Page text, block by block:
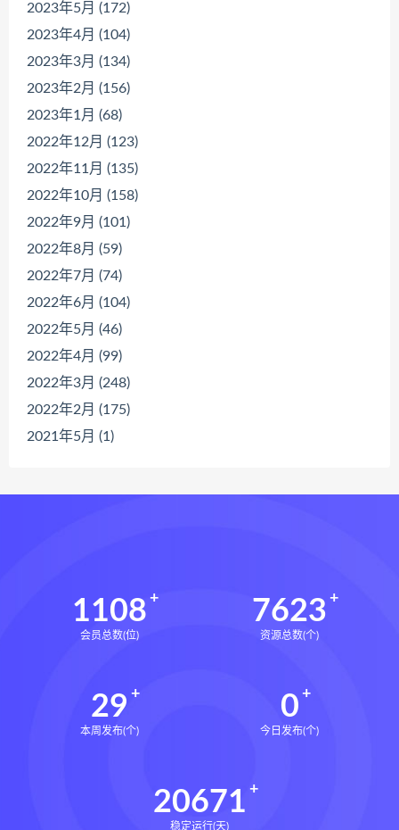
2023年5月 (172)
2023年4月 (104)
2023年3月 (134)
2023年2月 (156)
2023年1月 (68)
2022年12月 (123)
2022年11月 (135)
2022年10月 (158)
2022年9月 (101)
2022年8月 (59)
2022年7月 (74)
2022年6月 (104)
2022年5月 (46)
2022年4月 (99)
2022年3月 (248)
2022年2月 (175)
2021年5月 (1)
1108
会员总数(位)
7623
资源总数(个)
29
本周发布(个)
0
今日发布(个)
20671
稳定运行(天)